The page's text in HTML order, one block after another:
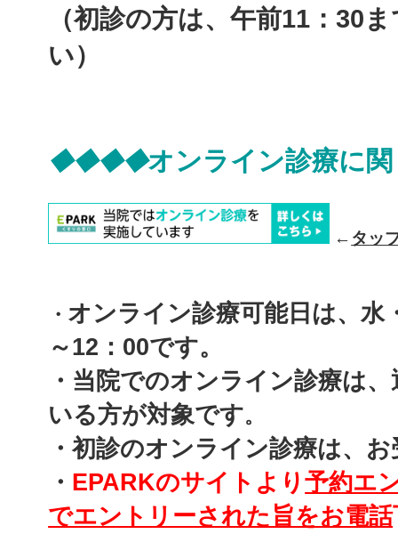
（初診の方は、午前11：30
い）
◆◆◆◆オンライン診療に
← タッ
・ オンライン診療可能日は、水
～12：00です。
・当院でのオンライン診療は
いる方が対象です。
・初診のオンライン診療は、
・ EPARKのサイトより予約エ
でエントリーされた旨をお電話